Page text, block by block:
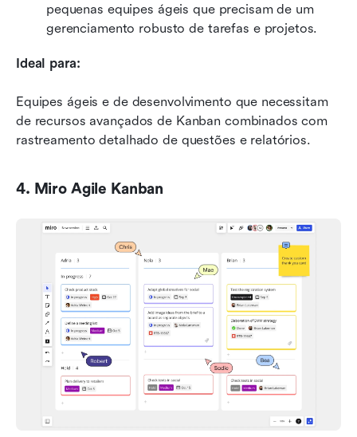
pequenas equipes ágeis que precisam de um
gerenciamento robusto de tarefas e projetos.
Ideal para:
Equipes ágeis e de desenvolvimento que necessitam
de recursos avançados de Kanban combinados com
rastreamento detalhado de questões e relatórios.
4. Miro Agile Kanban